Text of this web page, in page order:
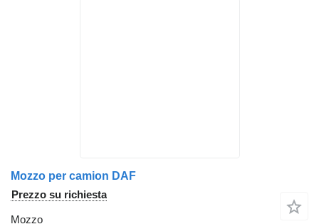
Mozzo per camion DAF
Prezzo su richiesta
Mozzo